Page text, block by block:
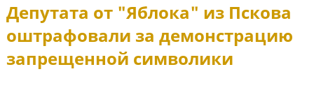
Депутата от "Яблока" из Пскова
оштрафовали за демонстрацию
запрещенной символики